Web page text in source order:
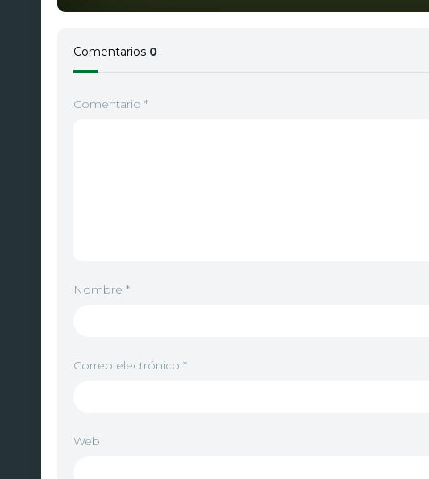
Comentarios 0
Comentario *
Nombre *
Correo electrónico *
Web